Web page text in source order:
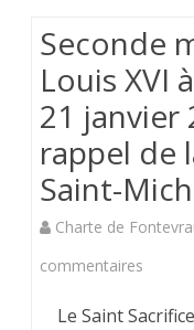
21
2021
Seconde
Louis XVI
21 janvier
rappel de
Saint-
Charte de
commentaires
Seconde
Le Saint